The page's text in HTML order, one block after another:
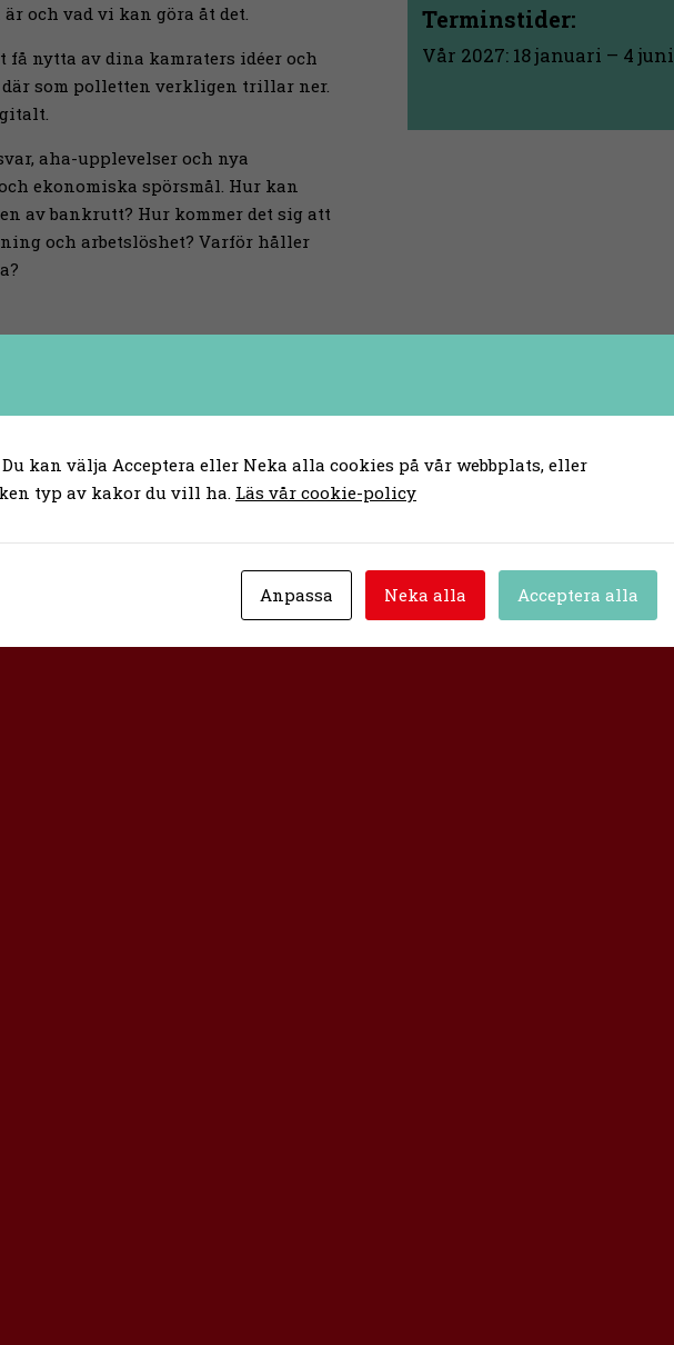
och vad vi kan göra åt det.
nytta av dina kamraters idéer och
som polletten verkligen trillar ner.
aha-upplevelser och nya
ekonomiska spörsmål. Hur kan
av bankrutt? Hur kommer det sig att
och arbetslöshet? Varför håller
All undervisning sker digitalt, med
gemensamma diskussioner i
i dessa gemensamma samtal – vi
vårt eget studiematerial.
batteri av idéer och koncept för att
en svindlade samtid vi lever i, men du
fötterna på jorden. Utan svindel.
Terminstider:
Vår 2027: 18 januari – 4 juni
kan välja Acceptera eller Neka alla cookies på vår webbplats, eller
typ av kakor du vill ha. Läs vår cookie-policy
Anpassa Neka alla Acceptera alla